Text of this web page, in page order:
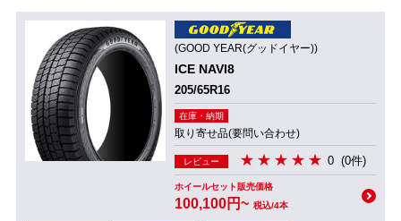
(GOOD YEAR(グッドイヤー))
ICE NAVI8
205/65R16
在庫・納期
取り寄せ品(要問い合わせ)
レビュー 0 (0件)
ホイールセット販売価格
100,100円~ 税込/4本